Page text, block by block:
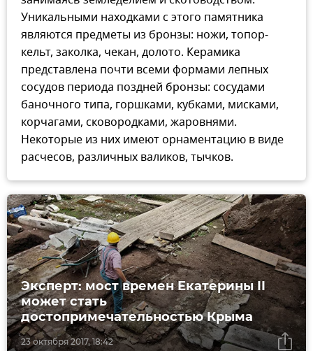
Уникальными находками с этого памятника
являются предметы из бронзы: ножи, топор-
кельт, заколка, чекан, долото. Керамика
представлена почти всеми формами лепных
сосудов периода поздней бронзы: сосудами
баночного типа, горшками, кубками, мисками,
корчагами, сковородками, жаровнями.
Некоторые из них имеют орнаментацию в виде
расчесов, различных валиков, тычков.
23 октября 2017, 18:42
Эксперт: мост времен Екатерины II
может стать
достопримечательностью Крыма